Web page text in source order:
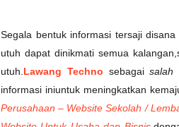
Segala bentuk informasi tersaji
utuh dapat dinikmati semua
utuh.Lawang Techno sebagaisalah
informasi iniuntuk meningkatkan
Perusahaan – Website Sekolah /